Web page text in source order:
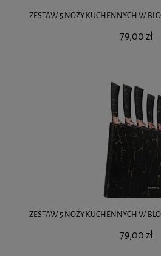
ZESTAW 5 NOŻY KUCHENNYCH W
79,00 zł
ZESTAW 5 NOŻY KUCHENNYCH W
79,00 zł